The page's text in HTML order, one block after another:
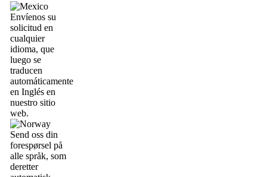
Envíenos su
solicitud en
cualquier
idioma, que
luego se
traducen
automáticamente
en Inglés en
nuestro sitio
web.
Send oss din
forespørsel på
alle språk, som
deretter